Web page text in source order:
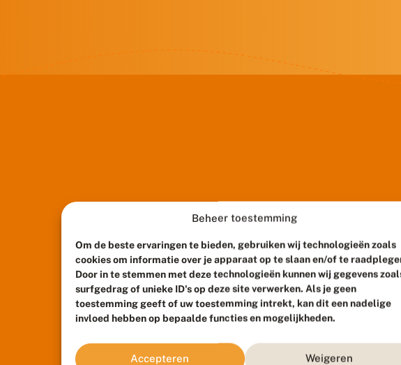
Beheer toestemming
Om de beste ervaringen te bieden, gebruiken wij technologieën zoals
cookies om informatie over je apparaat op te slaan en/of te
Door in te stemmen met deze technologieën kunnen wij gegevens
surfgedrag of unieke ID's op deze site verwerken. Als je geen
toestemming geeft of uw toestemming intrekt, kan dit een nadelige
invloed hebben op bepaalde functies en mogelijkheden.
Accepteren Weigeren